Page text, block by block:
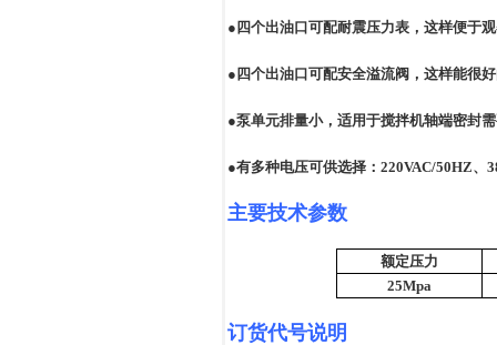
●四个出油口可配耐震压力表，这样便于
●四个出油口可配安全溢流阀，这样能很
●泵单元排量小，适用于搅拌机轴端密封
●有多种电压可供选择： 220VAC/50HZ、
主要技术参数
额定压力
25Mpa
订货代号说明